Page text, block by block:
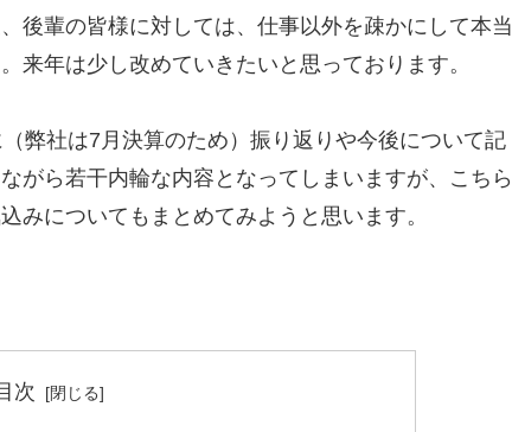
後輩の皆様に対しては、仕事以外を疎かにして本当
来年は少し改めていきたいと思っております。
弊社は7月決算のため）振り返りや今後について記
がら若干内輪な内容となってしまいますが、こちら
みについてもまとめてみようと思います。
次